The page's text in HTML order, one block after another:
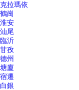
克拉瑪依
鶴崗
淮安
汕尾
臨沂
甘孜
德州
塘廈
宿遷
白銀